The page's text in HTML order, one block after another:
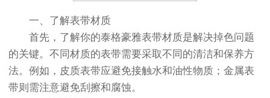
一、了解表带材质
首先，了解你的泰格豪雅表带材质是解决掉色问题
的关键。不同材质的表带需要采取不同的清洁和保养方
法。例如，皮质表带应避免接触水和油性物质；金属表
带则需注意避免刮擦和腐蚀。